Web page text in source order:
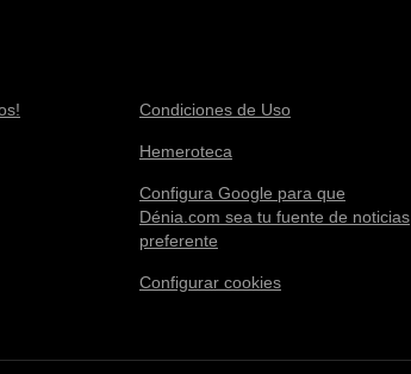
Condiciones de Uso
Hemeroteca
Configura Google para que
Dénia.com sea tu fuente de noticias
preferente
Configurar cookies